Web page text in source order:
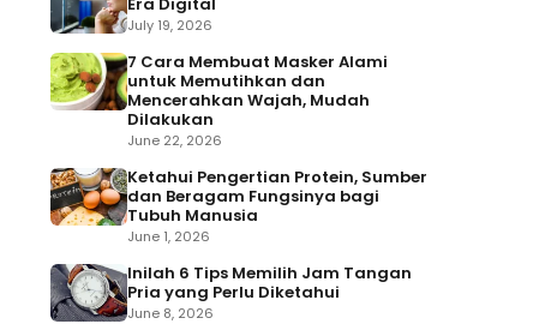
July 19, 2026
7 Cara Membuat Masker Alami
untuk Memutihkan dan
Mencerahkan Wajah, Mudah
Dilakukan
June 22, 2026
Ketahui Pengertian Protein, Sumber
dan Beragam Fungsinya bagi
Tubuh Manusia
June 1, 2026
Inilah 6 Tips Memilih Jam Tangan
Pria yang Perlu Diketahui
June 8, 2026